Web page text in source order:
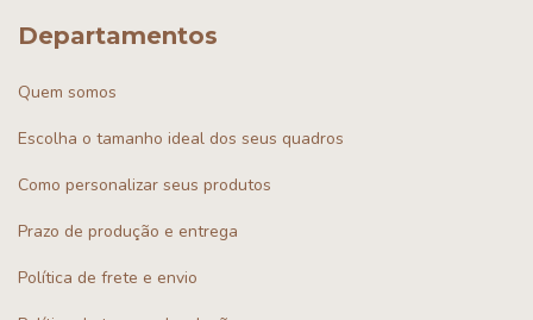
Departamentos
Quem somos
Escolha o tamanho ideal dos seus quadros
Como personalizar seus produtos
Prazo de produção e entrega
Política de frete e envio